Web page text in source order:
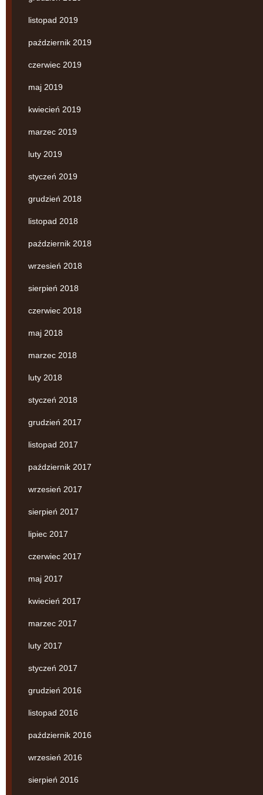
listopad 2019
październik 2019
czerwiec 2019
maj 2019
kwiecień 2019
marzec 2019
luty 2019
styczeń 2019
grudzień 2018
listopad 2018
październik 2018
wrzesień 2018
sierpień 2018
czerwiec 2018
maj 2018
marzec 2018
luty 2018
styczeń 2018
grudzień 2017
listopad 2017
październik 2017
wrzesień 2017
sierpień 2017
lipiec 2017
czerwiec 2017
maj 2017
kwiecień 2017
marzec 2017
luty 2017
styczeń 2017
grudzień 2016
listopad 2016
październik 2016
wrzesień 2016
sierpień 2016